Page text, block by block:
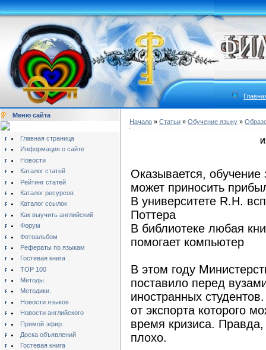
Меню сайта
Главная страница
Информация о сайте
Новости
Каталог статей
Рейтинг статей
Каталог ресурсов
Каталог ссылок
Как выучить английский
Форум
Фотоальбом
Рефераты по языкам
Гостевая книга
TOP 100
Методы.
Методики.
Новости языков
Новости английского
Прямой эфир.
Доска объявлений
Гостевая книга
Начало » Статьи » Обучение языку »
Оказывается,
может приносить
В университете R.H.
Поттера
В библиотеке любая
помогает компьютер
В этом году
поставило перед
иностранных
от экспорта которого
время кризиса.
плохо.